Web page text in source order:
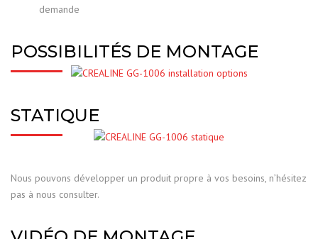
demande
POSSIBILITÉS DE MONTAGE
STATIQUE
Nous pouvons développer un produit propre à vos besoins, n’hésitez
pas à nous consulter.